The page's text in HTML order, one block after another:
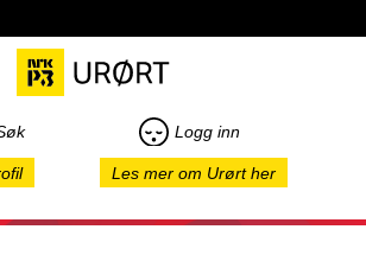
Logg inn
Les mer om Urørt her